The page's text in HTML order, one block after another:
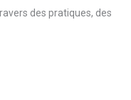
des pratiques, des